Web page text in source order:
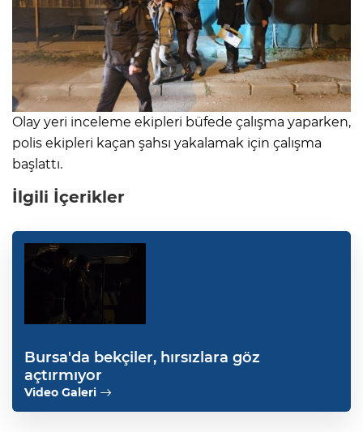
Olay yeri inceleme ekipleri büfede çalışma yaparken,
polis ekipleri kaçan şahsı yakalamak için çalışma
başlattı.
İlgili İçerikler
Bursa'da bekçiler, hırsızlara göz
açtırmıyor
Video Galeri